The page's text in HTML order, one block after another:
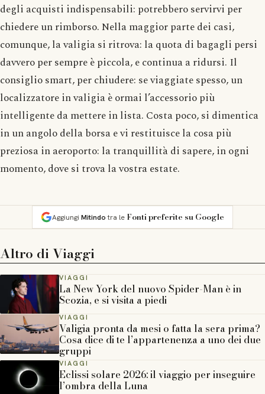
degli acquisti indispensabili: potrebbero servirvi per
chiedere un rimborso. Nella maggior parte dei casi,
comunque, la valigia si ritrova: la quota di bagagli persi
davvero per sempre è piccola, e continua a ridursi. Il
consiglio smart, per chiudere: se viaggiate spesso, un
localizzatore in valigia è ormai l’accessorio più
intelligente da mettere in lista. Costa poco, si dimentica
in un angolo della borsa e vi restituisce la cosa più
preziosa in aeroporto: la tranquillità di sapere, in ogni
momento, dove si trova la vostra estate.
Aggiungi Mitindotra le Fonti preferite su Google
Altro di Viaggi
VIAGGI
La New York del nuovo Spider-Man è in
Scozia, e si visita a piedi
VIAGGI
Valigia pronta da mesi o fatta la sera prima?
Cosa dice di te l’appartenenza a uno dei due
gruppi
VIAGGI
Eclissi solare 2026: il viaggio per inseguire
l’ombra della Luna